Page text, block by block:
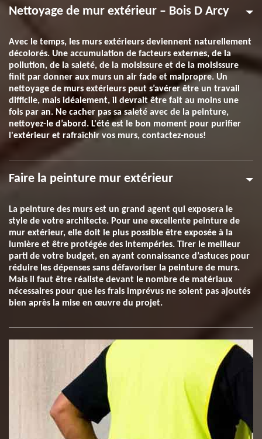
Nettoyage de mur extérieur – Bois D Arcy
Avec le temps, les murs extérieurs deviennent naturellement
décolorés. Une accumulation de facteurs externes, de la
pollution, de la saleté, de la moisissure et de la moisissure
finit par donner aux murs un air fade et malpropre. Un
nettoyage de murs extérieurs peut s’avérer être un travail
difficile, mais idéalement, il devrait être fait au moins une
fois par an. Ne cacher pas sa saleté avec de la peinture,
nettoyez-le d’abord. L'été est le bon moment pour purifier
l'extérieur et rafraîchir vos murs, contactez-nous!
Faire la peinture mur extérieur
La peinture des murs est un grand agent qui exposera le
style de votre architecte. Pour une excellente peinture de
mur extérieur, elle doit le plus possible être exposée à la
lumière et être protégée des intempéries. Tirer le meilleur
parti de votre budget, en ayant connaissance d’astuces pour
réduire les dépenses sans défavoriser la peinture de murs.
Mais il faut être réaliste devant le nombre de matériaux
nécessaires pour que les frais imprévus ne soient pas ajoutés
bien après la mise en œuvre du projet.